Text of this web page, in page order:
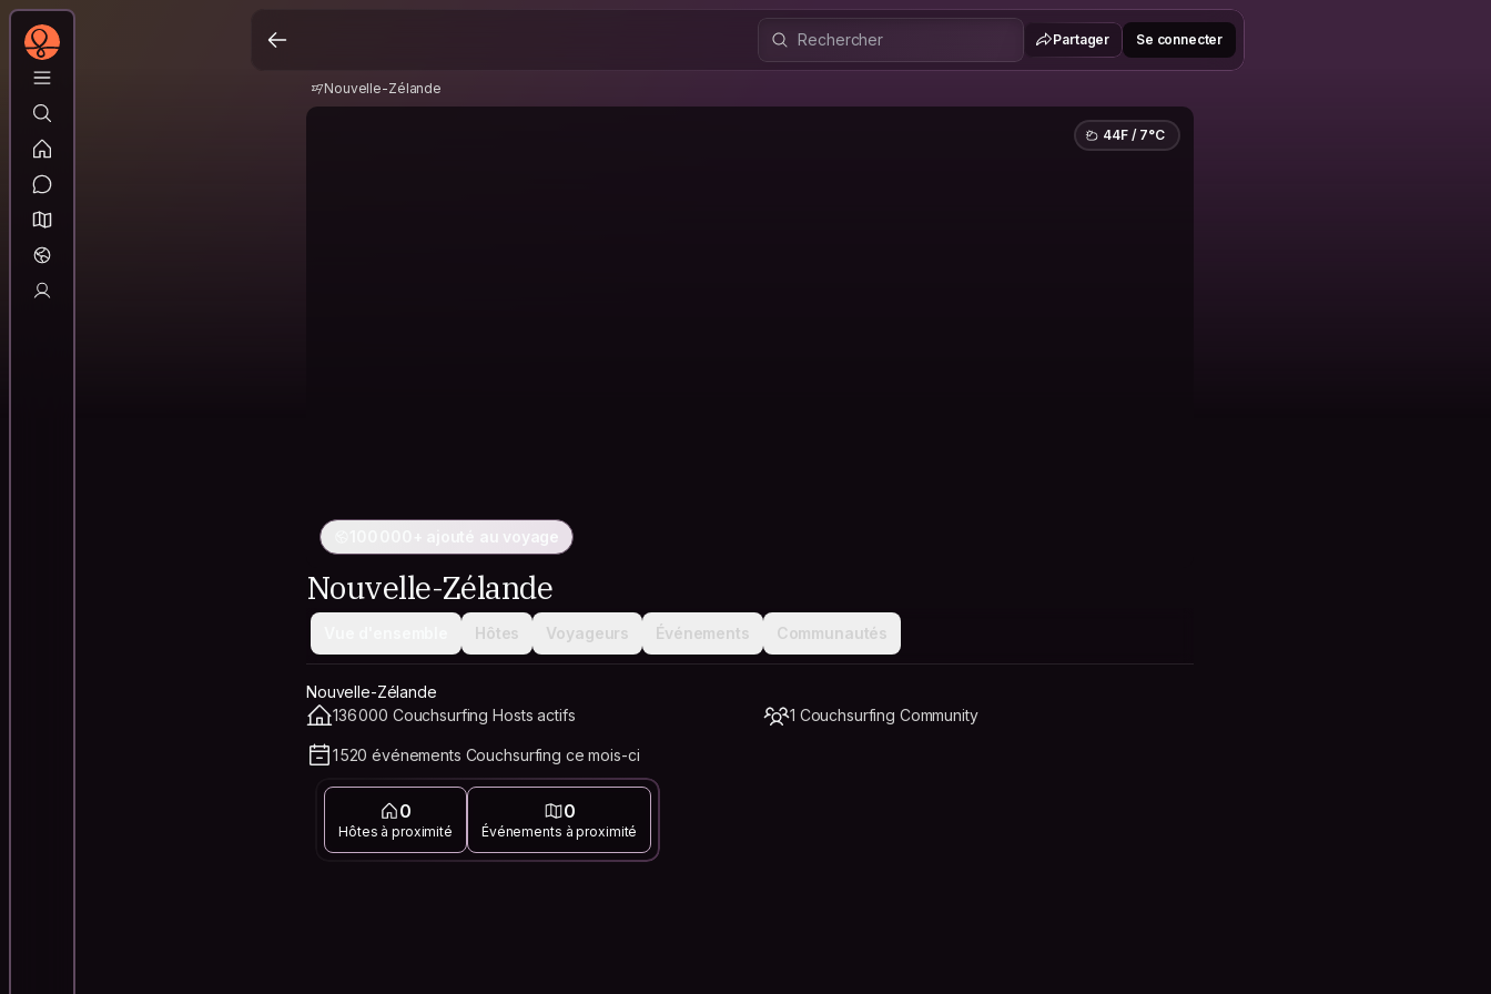
Partager Se connecter
Nouvelle-Zélande
44F / 7°C
100 000+ ajouté au voyage
Nouvelle-Zélande
Hôtes Voyageurs Événements Communautés
Nouvelle-Zélande
136 000 Couchsurfing Hosts actifs
1 Couchsurfing Community
1 520 événements Couchsurfing ce mois-ci
0
Hôtes à proximité
0
Événements à proximité